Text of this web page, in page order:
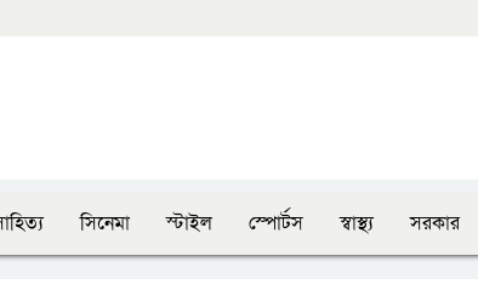
সিনেমা স্টাইল স্পোর্টস স্বাস্থ্য সরকার